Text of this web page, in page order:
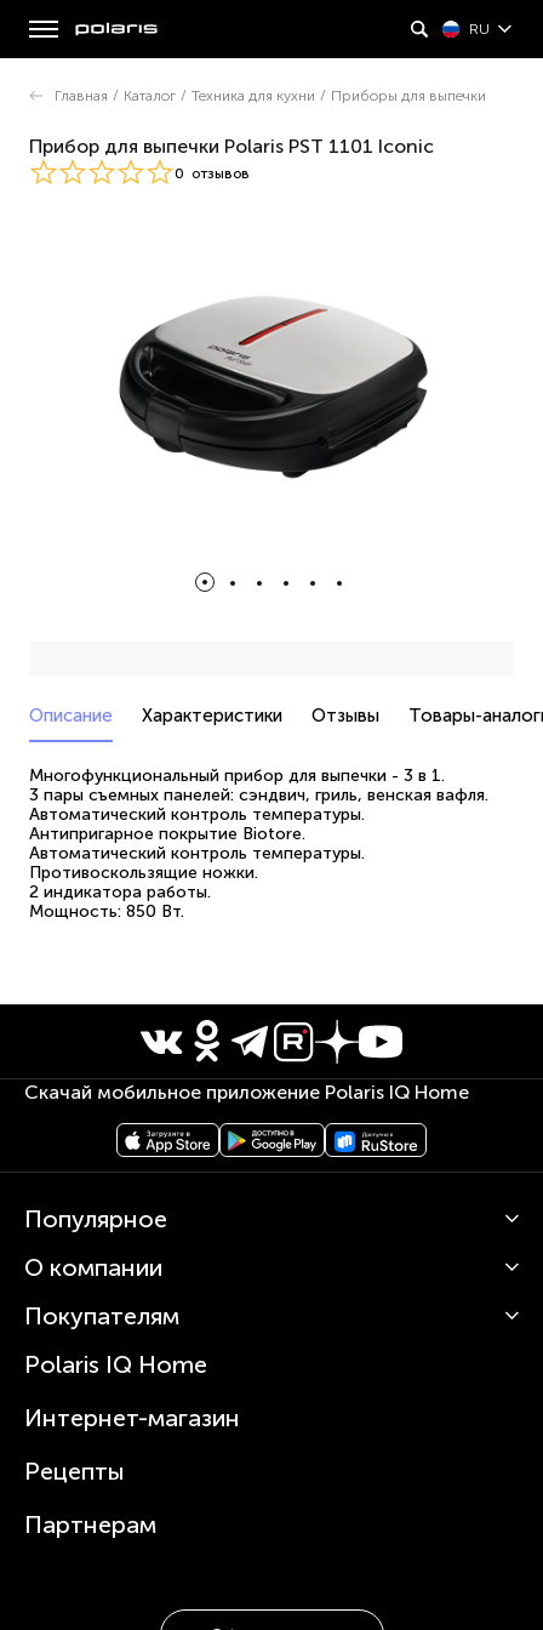
RU
Главная / Каталог / Техника для кухни / Приборы для выпечки
Прибор для выпечки Polaris PST 1101 Iconic
0 отзывов
Описание Характеристики Отзывы Товары-
Многофункциональный прибор для выпечки - 3 в 1.
3 пары съемных панелей: сэндвич, гриль, венская вафля.
Автоматический контроль температуры.
Антипригарное покрытие Biotore.
Автоматический контроль температуры.
Противоскользящие ножки.
2 индикатора работы.
Мощность: 850 Вт.
Скачай мобильное приложение Polaris IQ Home
Популярное
Кофемашины
Вертикальные пылесосы
Зубные щетки и ирригаторы
Увлажнители
Посуда
О компании
О Polaris
Статьи
Покупателям
Сервисные центры
Где купить
Polaris IQ Home
Интернет-магазин
Рецепты
Партнерам